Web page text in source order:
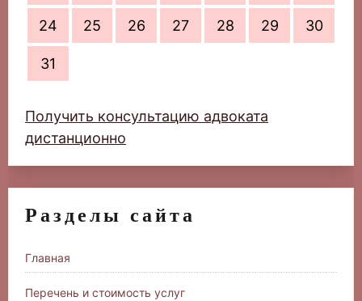
24 25 26 27 28 29 30
31
Получить консультацию адвоката
дистанционно
Разделы сайта
Главная
Перечень и стоимость услуг